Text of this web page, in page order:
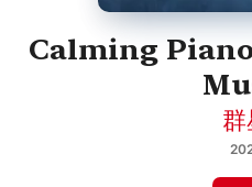
Calming
群